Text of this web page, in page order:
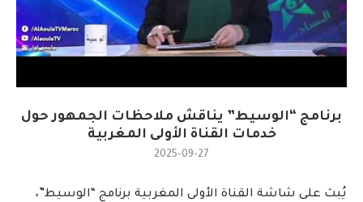
برنامج “الوسيط” يناقش ملاحظات الجمهور حول
خدمات القناة الأولى المغربية
2025-09-27
يُبث على شاشة القناة الأولى المغربية برنامج “الوسيط”،